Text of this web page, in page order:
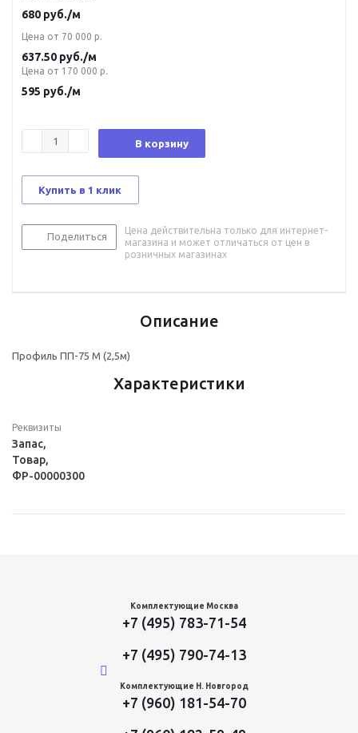
680 руб./м
Цена от 70 000 р.
637.50 руб./м
Цена от 170 000 р.
595 руб./м
В корзину
Купить в 1 клик
Поделиться
Цена действительна только для интернет-
магазина и может отличаться от цен в
розничных магазинах
Описание
Профиль ПП-75 М (2,5м)
Характеристики
Реквизиты
Запас,
Товар,
ФР-00000300
Комплектующие Москва
+7 (495) 783-71-54
+7 (495) 790-74-13
Комплектующие Н. Новгород
+7 (960) 181-54-70